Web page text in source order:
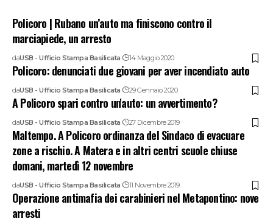
Policoro | Rubano un’auto ma finiscono contro il
marciapiede, un arresto
daUSB - Ufficio Stampa Basilicata 14 Maggio 2020
Policoro: denunciati due giovani per aver incendiato auto
daUSB - Ufficio Stampa Basilicata 29 Gennaio 2020
A Policoro spari contro un'auto: un avvertimento?
daUSB - Ufficio Stampa Basilicata 27 Dicembre 2019
Maltempo. A Policoro ordinanza del Sindaco di evacuare
zone a rischio. A Matera e in altri centri scuole chiuse
domani, martedì 12 novembre
daUSB - Ufficio Stampa Basilicata 11 Novembre 2019
Operazione antimafia dei carabinieri nel Metapontino: nove
arresti